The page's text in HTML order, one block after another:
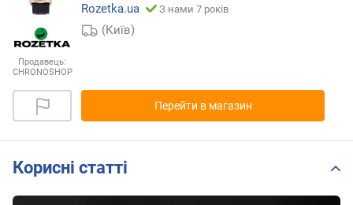
Продавець:
CHRONOSHOP
Rozetka.ua
З нами 7 років
(Київ)
Перейти в магазин
Корисні статті